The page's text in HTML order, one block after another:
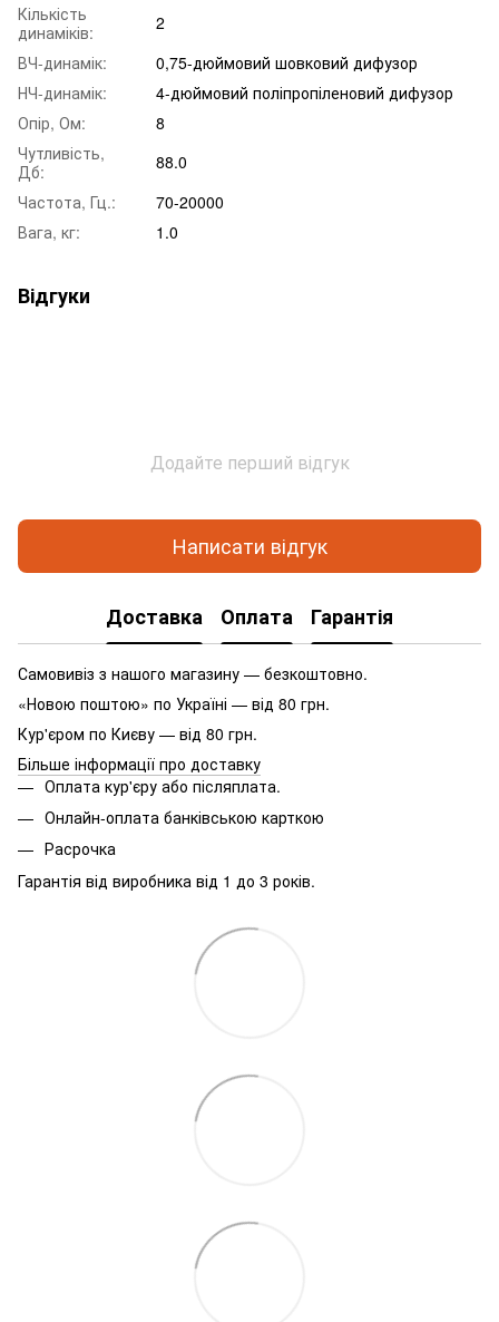
Кількість
динаміків:
2
ВЧ-динамік:
0,75-дюймовий шовковий дифузор
НЧ-динамік:
4-дюймовий поліпропіленовий дифузор
Опір, Ом:
8
Чутливість,
Дб:
88.0
Частота, Гц.:
70-20000
Вага, кг:
1.0
Відгуки
Додайте перший відгук
Написати відгук
Доставка Оплата Гарантія
Самовивіз з нашого магазину — безкоштовно.
«Новою поштою» по Україні — від 80 грн.
Кур'єром по Києву — від 80 грн.
Більше інформації про доставку
Оплата кур'єру або післяплата.
Онлайн-оплата банківською карткою
Расрочка
Гарантія від виробника від 1 до 3 років.